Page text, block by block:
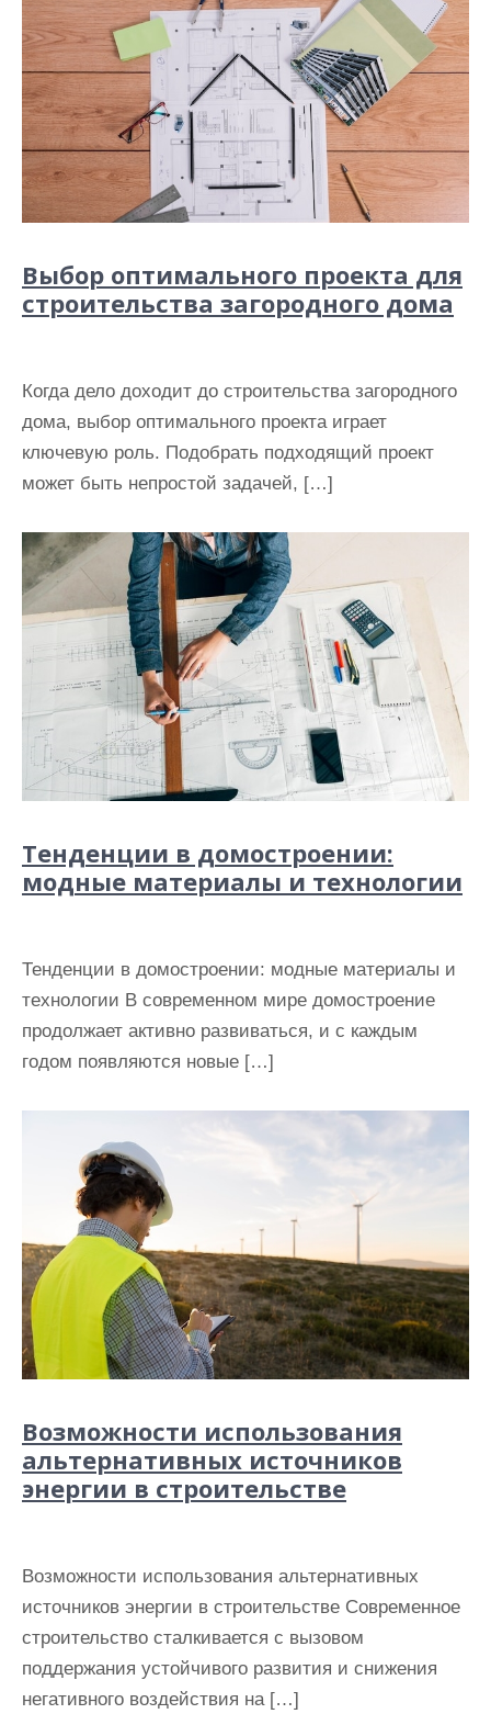
Выбор оптимального проекта для
строительства загородного дома
Когда дело доходит до строительства загородного
дома, выбор оптимального проекта играет
ключевую роль. Подобрать подходящий проект
может быть непростой задачей, […]
Тенденции в домостроении:
модные материалы и технологии
Тенденции в домостроении: модные материалы и
технологии В современном мире домостроение
продолжает активно развиваться, и с каждым
годом появляются новые […]
Возможности использования
альтернативных источников
энергии в строительстве
Возможности использования альтернативных
источников энергии в строительстве Современное
строительство сталкивается с вызовом
поддержания устойчивого развития и снижения
негативного воздействия на […]